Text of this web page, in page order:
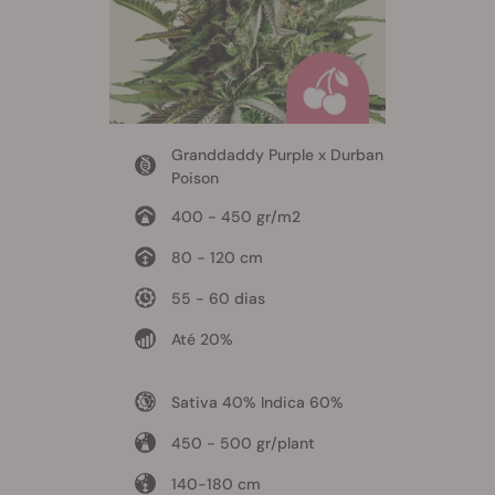
Granddaddy Purple x Durban
Poison
400 - 450 gr/m2
80 - 120 cm
55 - 60 dias
Até 20%
Sativa 40% Indica 60%
450 - 500 gr/plant
140-180 cm